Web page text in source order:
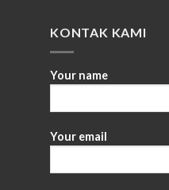
KONTAK KAMI
Your name
Your email